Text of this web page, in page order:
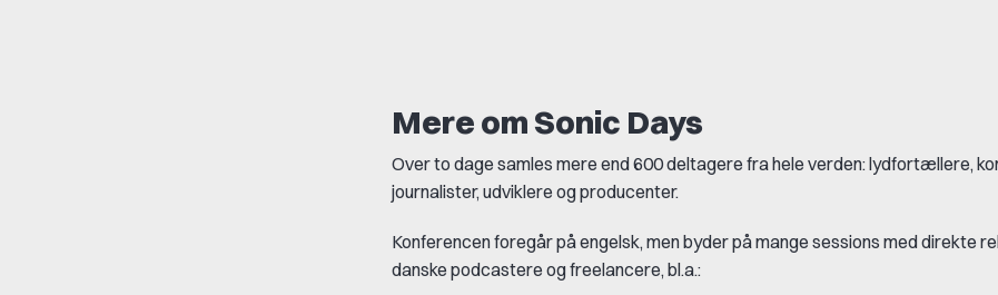
Mere om Sonic Days
Over to dage samles mere end 600 deltagere fra hele verden: lydfortællere,
journalister, udviklere og producenter.
Konferencen foregår på engelsk, men byder på mange sessions med direkte
danske podcastere og freelancere, bl.a.: